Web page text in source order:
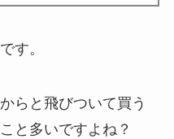
す。
らと飛びついて買う
と多いですよね？